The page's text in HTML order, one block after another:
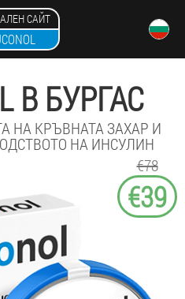
САЙТ
В БУРГАС
НА КРЪВНАТА ЗАХАР И
НА ИНСУЛИН
€78
€39